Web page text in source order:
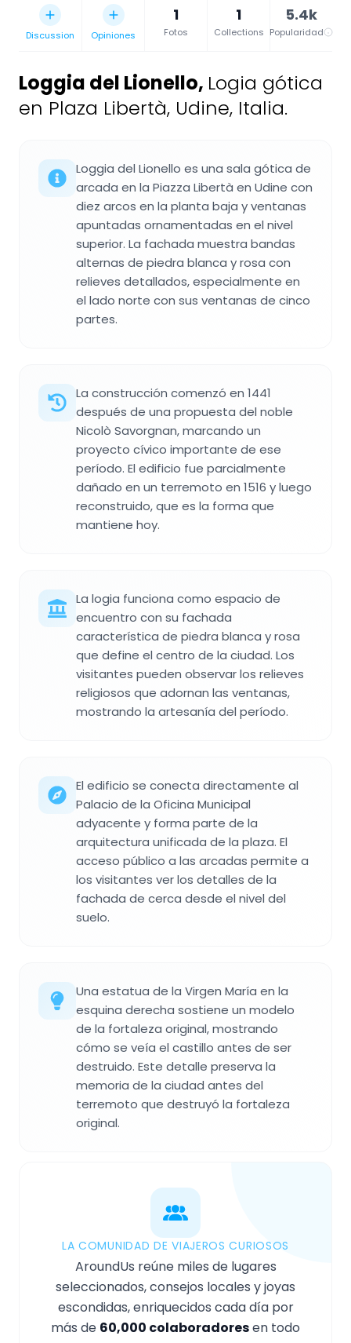
Discussion Opiniones
1
Fotos
1
Collections
5.4k
Popularidad
Loggia del Lionello, Logia gótica
en Plaza Libertà, Udine, Italia.
Loggia del Lionello es una sala gótica de
arcada en la Piazza Libertà en Udine con
diez arcos en la planta baja y ventanas
apuntadas ornamentadas en el nivel
superior. La fachada muestra bandas
alternas de piedra blanca y rosa con
relieves detallados, especialmente en
el lado norte con sus ventanas de cinco
partes.
La construcción comenzó en 1441
después de una propuesta del noble
Nicolò Savorgnan, marcando un
proyecto cívico importante de ese
período. El edificio fue parcialmente
dañado en un terremoto en 1516 y luego
reconstruido, que es la forma que
mantiene hoy.
La logia funciona como espacio de
encuentro con su fachada
característica de piedra blanca y rosa
que define el centro de la ciudad. Los
visitantes pueden observar los relieves
religiosos que adornan las ventanas,
mostrando la artesanía del período.
El edificio se conecta directamente al
Palacio de la Oficina Municipal
adyacente y forma parte de la
arquitectura unificada de la plaza. El
acceso público a las arcadas permite a
los visitantes ver los detalles de la
fachada de cerca desde el nivel del
suelo.
Una estatua de la Virgen María en la
esquina derecha sostiene un modelo
de la fortaleza original, mostrando
cómo se veía el castillo antes de ser
destruido. Este detalle preserva la
memoria de la ciudad antes del
terremoto que destruyó la fortaleza
original.
LA COMUNIDAD DE VIAJEROS CURIOSOS
AroundUs reúne miles de lugares
seleccionados, consejos locales y joyas
escondidas, enriquecidos cada día por
más de 60,000 colaboradoresen todo